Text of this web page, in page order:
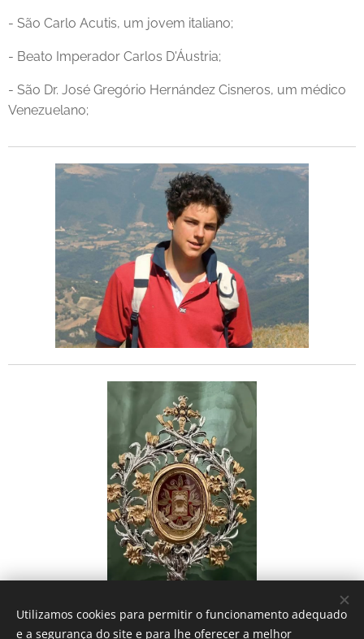
- São Carlo Acutis, um jovem italiano;
- Beato Imperador Carlos D'Áustria;
- São Dr. José Gregório Hernández Cisneros, um médico
Venezuelano;
Utilizamos cookies para permitir o funcionamento adequado
e a segurança do site e para lhe oferecer a melhor